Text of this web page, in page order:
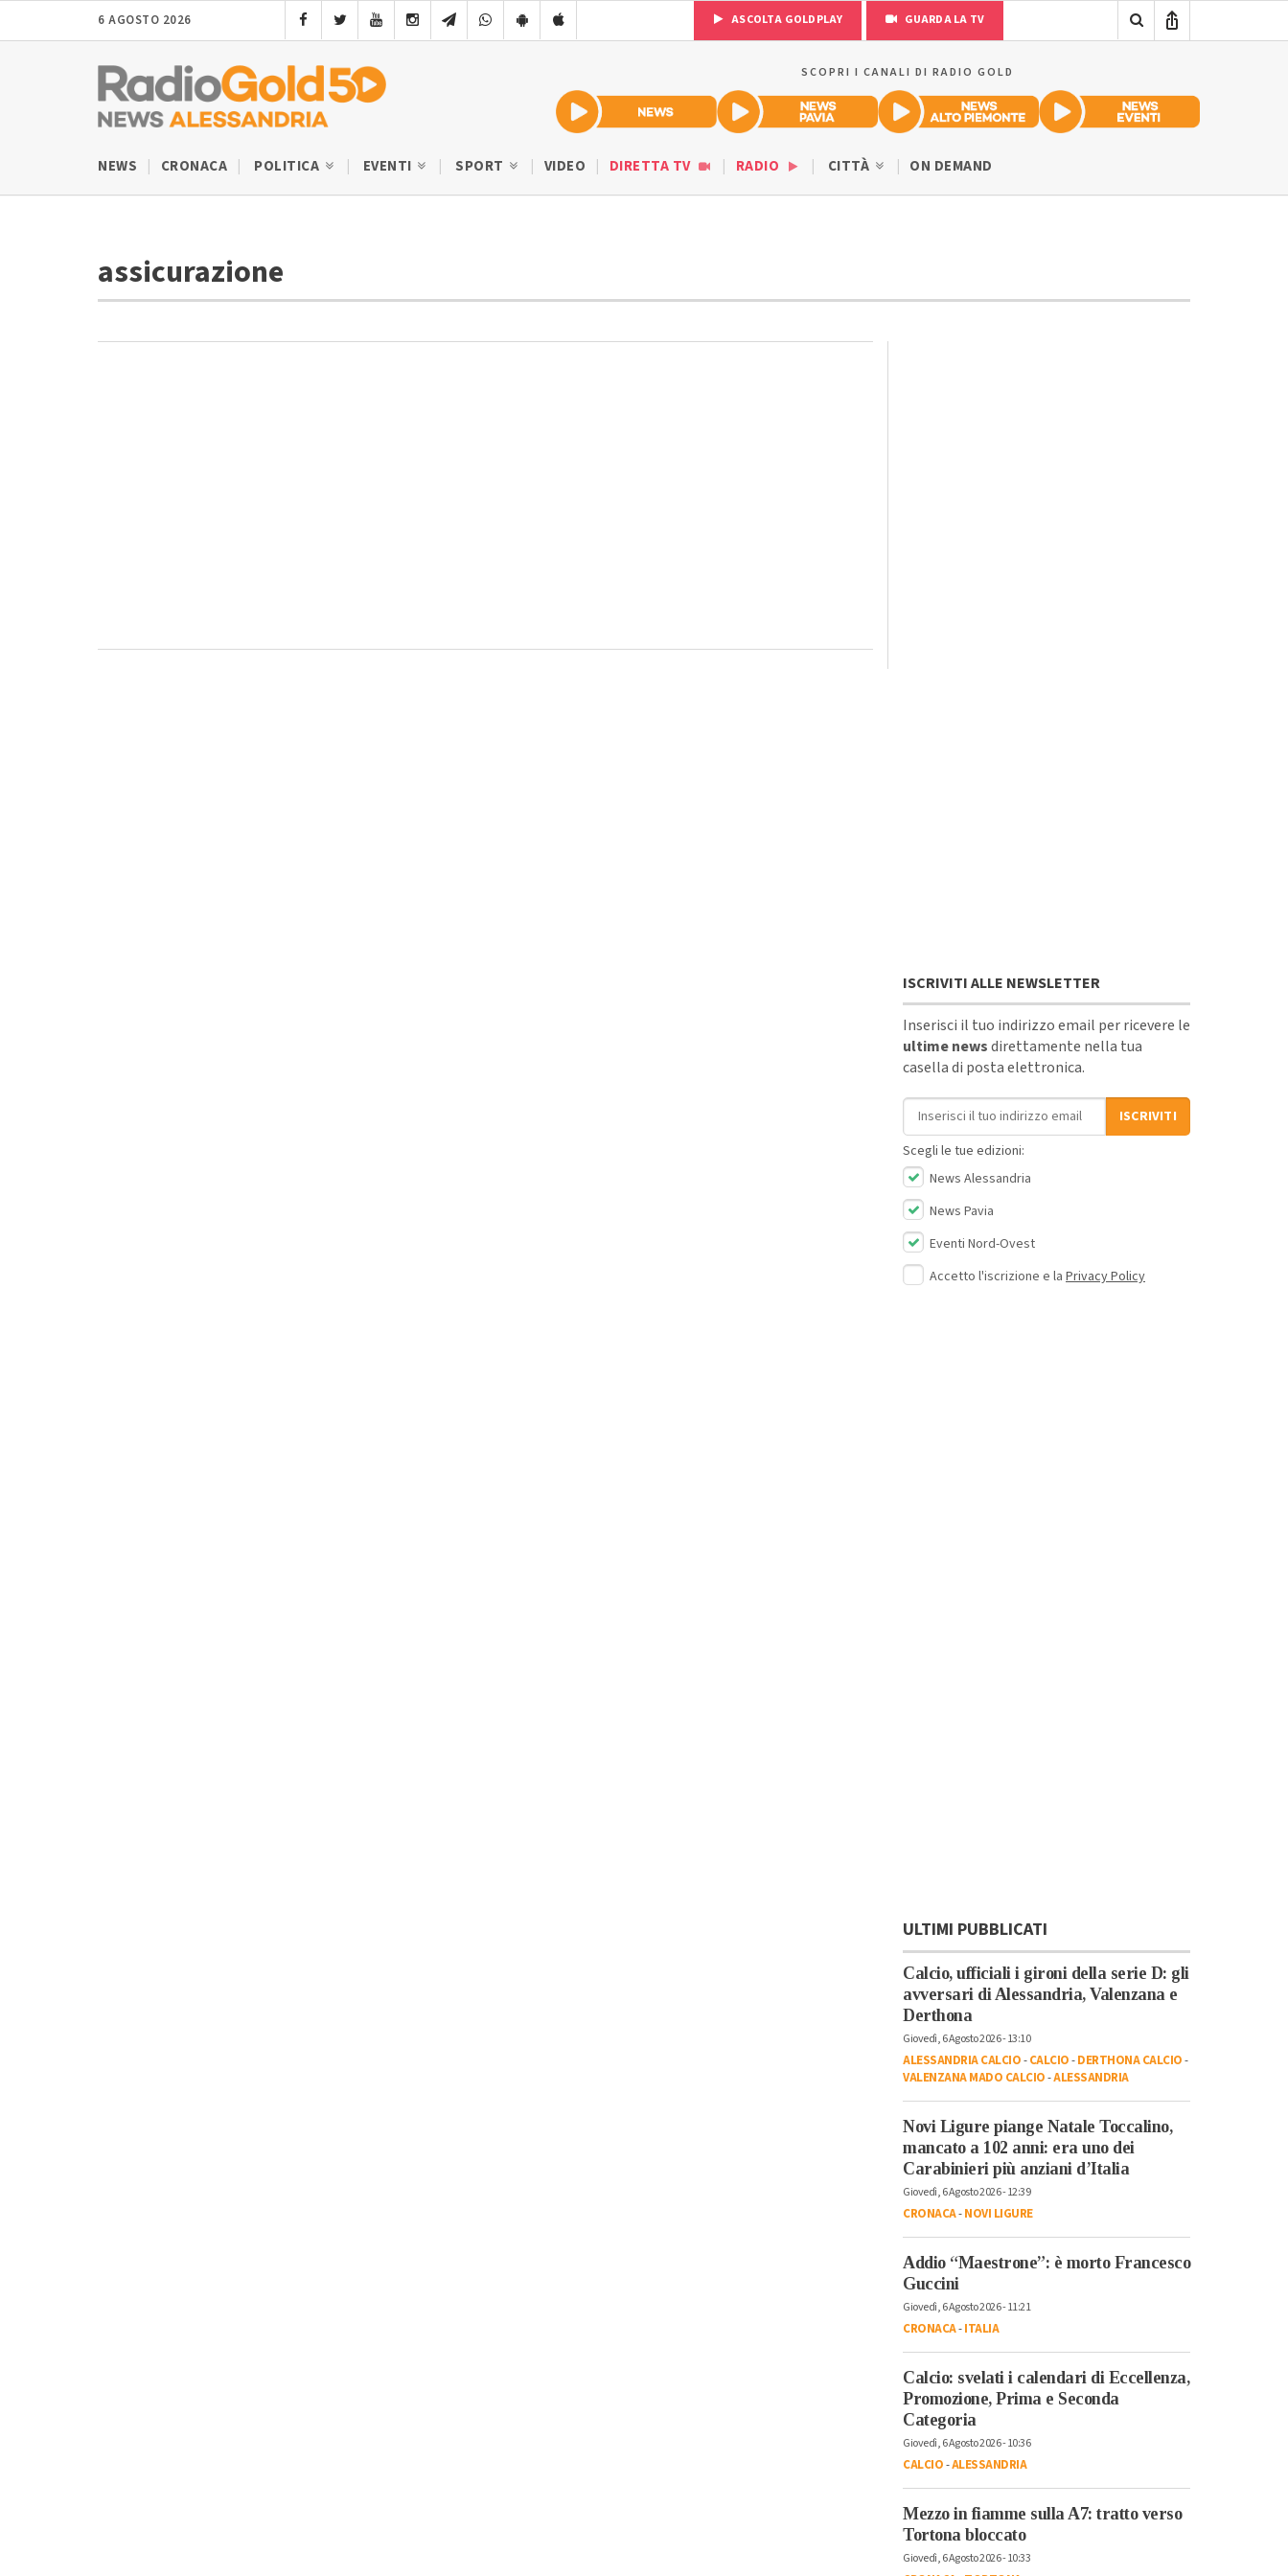
6 AGOSTO 2026 ASCOLTA GOLDPLAY GUARDA LA TV
SCOPRI I CANALI DI RADIO GOLD
NEWS CRONACA POLITICA EVENTI SPORT VIDEO DIRETTA TV RADIO CITTÀ ON DEMAND
assicurazione
ISCRIVITI ALLE NEWSLETTER
Inserisci il tuo indirizzo email per ricevere le
ultime newsdirettamente nella tua
casella di posta elettronica.
Indirizzo email
ISCRIVITI
Scegli le tue edizioni:
News Alessandria
News Pavia
Eventi Nord-Ovest
Accetto l'iscrizione e la Privacy Policy
ULTIMI PUBBLICATI
Calcio, ufficiali i gironi della serie D: gli
avversari di Alessandria, Valenzana e
Derthona
Giovedì, 6 Agosto 2026 - 13:10
ALESSANDRIA CALCIO-CALCIO-DERTHONA CALCIO-
VALENZANA MADO CALCIO-ALESSANDRIA
Novi Ligure piange Natale Toccalino,
mancato a 102 anni: era uno dei
Carabinieri più anziani d’Italia
Giovedì, 6 Agosto 2026 - 12:39
CRONACA-NOVI LIGURE
Addio “Maestrone”: è morto Francesco
Guccini
Giovedì, 6 Agosto 2026 - 11:21
CRONACA-ITALIA
Calcio: svelati i calendari di Eccellenza,
Promozione, Prima e Seconda
Categoria
Giovedì, 6 Agosto 2026 - 10:36
CALCIO-ALESSANDRIA
Mezzo in fiamme sulla A7: tratto verso
Tortona bloccato
Giovedì, 6 Agosto 2026 - 10:33